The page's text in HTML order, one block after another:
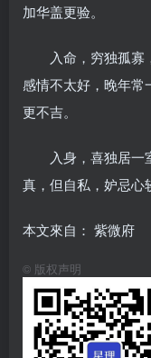
加华盖更验。
入命，穷独孤寡
感情不太好，晚年常
更不吉。
入身，喜独居一
真，但自私，妒忌心
本文來自： 紫微府
© 版权声明